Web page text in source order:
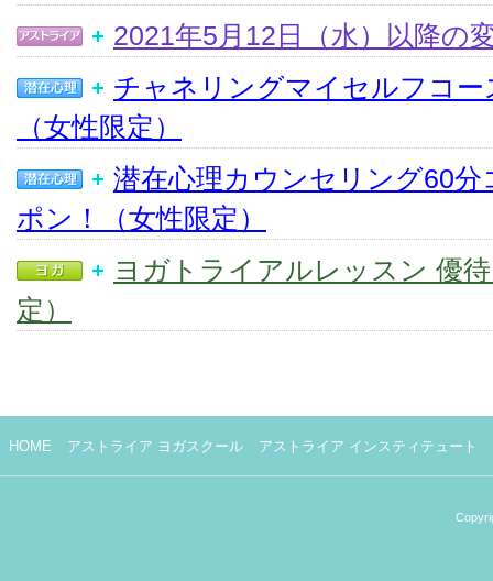
2021年5月12日（水）以降の
チャネリングマイセルフコ
（女性限定）
潜在心理カウンセリング60
ポン！（女性限定）
ヨガトライアルレッスン 優
定）
HOME アストライア ヨガスクール アストライア インスティテュート